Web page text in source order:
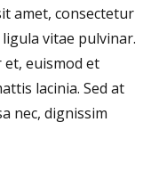
amet, consectetur
vitae pulvinar.
euismod et
lacinia. Sed at
nec, dignissim